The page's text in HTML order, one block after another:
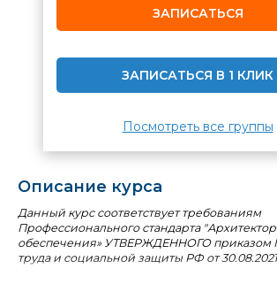
ЗАПИСАТЬСЯ
ЗАПИСАТЬСЯ В 1 КЛИК
Посмотреть все группы
Описание курса
Данный курс соответствует требованиям
Профессионального стандарта
обеспечения» УТВЕРЖДЕННОГО приказом
труда и социальной защиты РФ от